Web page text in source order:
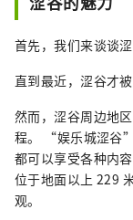
首先，我们来谈谈涩
直到最近，涩谷才
然而，涩谷周边地
程。 “娱乐城涩谷
都可以享受各种内
位于地面以上 229
观。